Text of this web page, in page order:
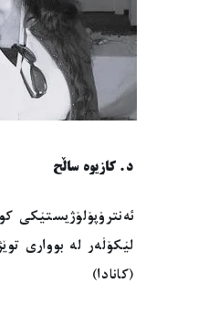
د. کازیوە ساڵح
ئەنترۆپۆلۆژیستێکی
لێکۆڵەر لە بوواری
(کانادا)